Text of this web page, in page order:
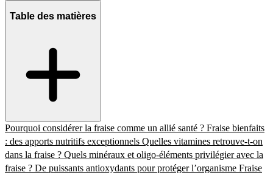
Table des matières
Pourquoi considérer la fraise comme un allié santé ? Fraise bienfaits
: des apports nutritifs exceptionnels Quelles vitamines retrouve-t-on
dans la fraise ? Quels minéraux et oligo-éléments privilégier avec la
fraise ? De puissants antioxydants pour protéger l’organisme Fraise